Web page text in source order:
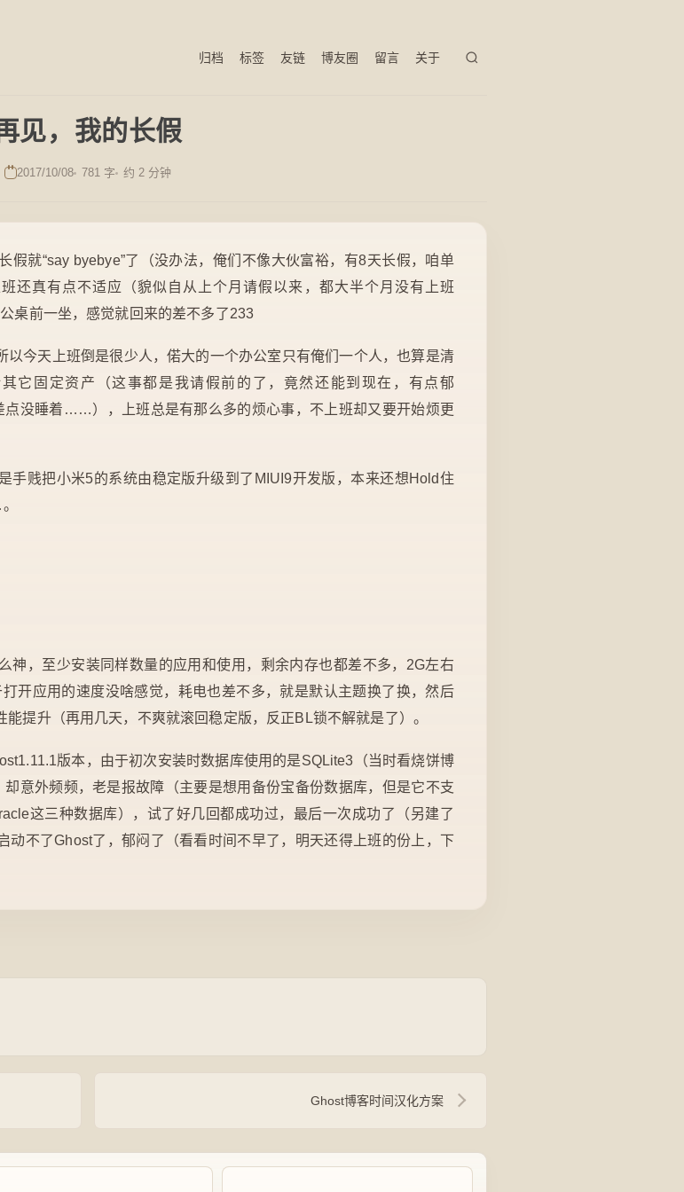
归档 标签 友链 博友圈 留言 关于
见，我的长假
2017/10/08 781 字 约 2 分钟
假就“say byebye”了（没办法，俺们不像大伙富裕，有8天长假，咱单
真有点不适应（貌似自从上个月请假以来，都大半个月没有上班
桌前一坐，感觉就回来的差不多了233
以今天上班倒是很少人，偌大的一个办公室只有俺们一个人，也算是清
它固定资产（这事都是我请假前的了，竟然还能到现在，有点郁
没睡着……），上班总是有那么多的烦心事，不上班却又要开始烦更
手贱把小米5的系统由稳定版升级到了MIUI9开发版，本来还想Hold住
神，至少安装同样数量的应用和使用，剩余内存也都差不多，2G左右
开应用的速度没啥感觉，耗电也差不多，就是默认主题换了换，然后
提升（再用几天，不爽就滚回稳定版，反正BL锁不解就是了）。
版本，由于初次安装时数据库使用的是SQLite3（当时看烧饼博
意外频频，老是报故障（主要是想用备份宝备份数据库，但是它不支
这三种数据库），试了好几回都成功过，最后一次成功了（另建了
动不了Ghost了，郁闷了（看看时间不早了，明天还得上班的份上，下
Ghost博客时间汉化方案